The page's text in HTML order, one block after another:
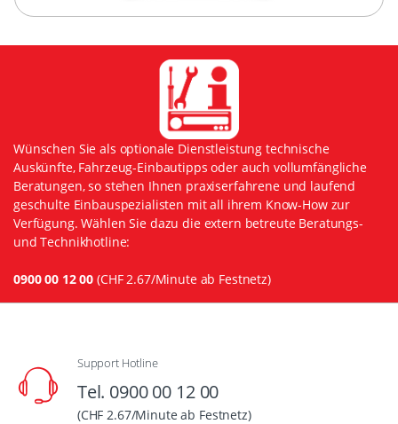
Wünschen Sie als optionale Dienstleistung technische
Auskünfte, Fahrzeug-Einbautipps oder auch vollumfängliche
Beratungen, so stehen Ihnen praxiserfahrene und laufend
geschulte Einbauspezialisten mit all ihrem Know-How zur
Verfügung. Wählen Sie dazu die extern betreute Beratungs-
und Technikhotline:
0900 00 12 00 (CHF 2.67/Minute ab Festnetz)
Support Hotline
Tel. 0900 00 12 00
(CHF 2.67/Minute ab Festnetz)